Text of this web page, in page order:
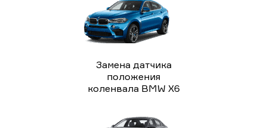
Замена датчика
положения
коленвала BMW X6